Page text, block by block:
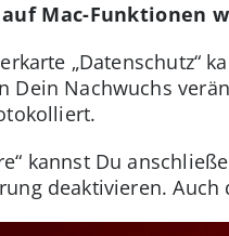
Mac-Funktionen
„Datenschutz“
Dein Nachwuchs
kannst Du
deaktivieren.